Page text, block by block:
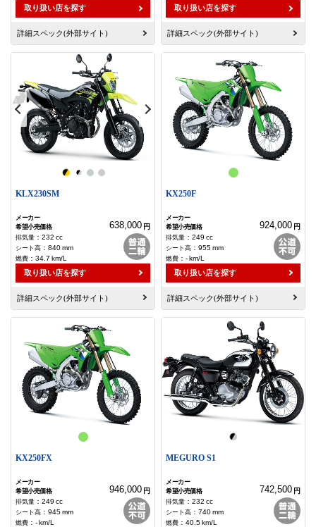
取り扱い店を探す
詳細スペック(外部サイト)
取り扱い店を探す
詳細スペック(外部サイト)
KLX230SM
638,000 円
： 232 cc
： 840mm
： 34.7 km/L
取り扱い店を探す
詳細スペック(外部サイト)
KX250F
924,000 円
： 249 cc
： 955mm
： -km/L
取り扱い店を探す
詳細スペック(外部サイト)
KX250FX
946,000 円
： 249 cc
： 945mm
： -km/L
MEGURO S1
742,500 円
： 232 cc
： 740mm
： 40.5km/L